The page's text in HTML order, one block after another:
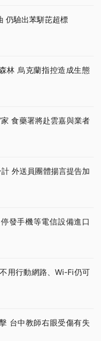
仍驗出苯駢芘超標
林 烏克蘭指控造成生態
食藥署將赴雲嘉與業者
外送員團體揚言提告加
發手機等電信設備進口
用行動網路、Wi-Fi仍可
台中教師右眼受傷有失